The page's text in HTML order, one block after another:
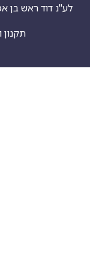
לע"נ דוד ראש בן
תקנון